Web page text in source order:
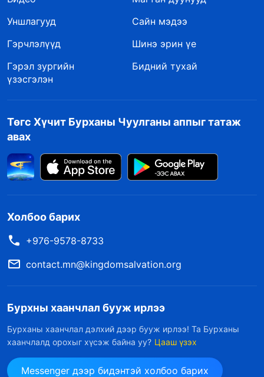
Уншлагууд
Сайн мэдээ
Гэрчлэлүүд
Шинэ эрин үе
Гэрэл зургийн
үзэсгэлэн
Бидний тухай
Төгс Хүчит Бурханы Чуулганы аппыг татаж
авах
Холбоо барих
+976-9578-8733
contact.mn@kingdomsalvation.org
Бурхны хаанчлал бууж ирлээ
Бурханы хаанчлал дэлхий дээр бууж ирлээ! Та Бурханы
хаанчлалд орохыг хүсэж байна уу? Цааш үзэх
Messenger дээр бидэнтэй холбоо барих